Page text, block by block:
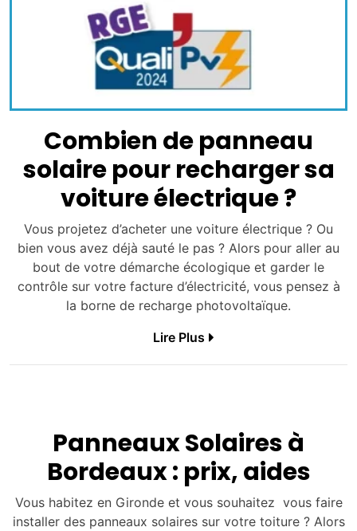
Combien de panneau
solaire pour recharger sa
voiture électrique ?
Vous projetez d’acheter une voiture électrique ? Ou
bien vous avez déjà sauté le pas ? Alors pour aller au
bout de votre démarche écologique et garder le
contrôle sur votre facture d’électricité, vous pensez à
la borne de recharge photovoltaïque.
Lire Plus
Panneaux Solaires à
Bordeaux : prix, aides
Vous habitez en Gironde et vous souhaitez vous faire
installer des panneaux solaires sur votre toiture ? Alors